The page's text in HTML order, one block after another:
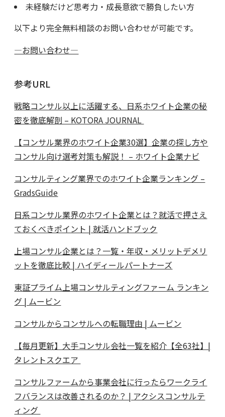
未経験だけど思考力・成長意欲で勝負したい方
以下より完全無料相談のお問い合わせが可能です。
—お問い合わせ—
参考URL
戦略コンサル以上に活躍する、日系ホワイト企業の秘
密を徹底解剖 – KOTORA JOURNAL
【コンサル業界のホワイト企業30選】企業の探し方や
コンサル向け選考対策も解説！ – ホワイト企業ナビ
コンサルティング業界でのホワイト企業ランキング –
GradsGuide
日系コンサル業界のホワイト企業とは？就活で押さえ
ておくべきポイント | 就活ハンドブック
上場コンサル企業とは？一覧・年収・メリットデメリ
ットを徹底比較 | ハイディールパートナーズ
東証プライム上場コンサルティングファーム ランキン
グ | ムービン
コンサルからコンサルへの転職理由 | ムービン
【毎月更新】大手コンサル会社一覧を紹介【全63社】|
タレントスクエア
コンサルファームから事業会社に行ったらワークライ
フバランスは改善されるのか？ | アクシスコンサルテ
ィング